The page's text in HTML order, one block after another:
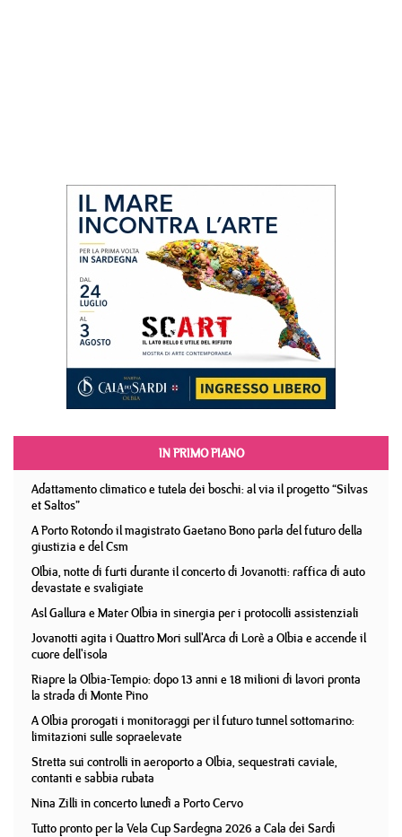
IN PRIMO PIANO
Adattamento climatico e tutela dei boschi: al via il progetto “Silvas
et Saltos”
A Porto Rotondo il magistrato Gaetano Bono parla del futuro della
giustizia e del Csm
Olbia, notte di furti durante il concerto di Jovanotti: raffica di auto
devastate e svaligiate
Asl Gallura e Mater Olbia in sinergia per i protocolli assistenziali
Jovanotti agita i Quattro Mori sull'Arca di Lorè a Olbia e accende il
cuore dell'isola
Riapre la Olbia-Tempio: dopo 13 anni e 18 milioni di lavori pronta
la strada di Monte Pino
A Olbia prorogati i monitoraggi per il futuro tunnel sottomarino:
limitazioni sulle sopraelevate
Stretta sui controlli in aeroporto a Olbia, sequestrati caviale,
contanti e sabbia rubata
Nina Zilli in concerto lunedì a Porto Cervo
Tutto pronto per la Vela Cup Sardegna 2026 a Cala dei Sardi